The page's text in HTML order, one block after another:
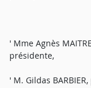
' Mme Agnès
présidente,
' M. Gildas